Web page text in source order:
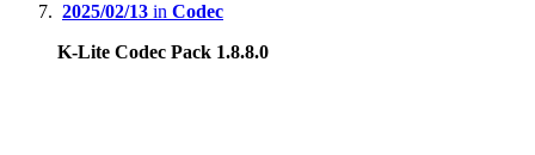
2025/02/13 in Codec
K-Lite Codec Pack 1.8.8.0